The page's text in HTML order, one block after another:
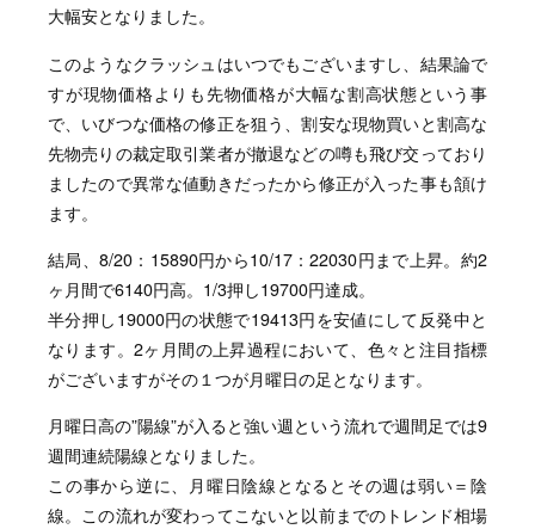
大幅安となりました。
このようなクラッシュはいつでもございますし、結果論で
すが現物価格よりも先物価格が大幅な割高状態という事
で、いびつな価格の修正を狙う、割安な現物買いと割高な
先物売りの裁定取引業者が撤退などの噂も飛び交っており
ましたので異常な値動きだったから修正が入った事も頷け
ます。
結局、8/20：15890円から10/17：22030円まで上昇。約2
ヶ月間で6140円高。1/3押し19700円達成。
半分押し19000円の状態で19413円を安値にして反発中と
なります。2ヶ月間の上昇過程において、色々と注目指標
がございますがその１つが月曜日の足となります。
月曜日高の”陽線”が入ると強い週という流れで週間足では9
週間連続陽線となりました。
この事から逆に、月曜日陰線となるとその週は弱い＝陰
線。この流れが変わってこないと以前までのトレンド相場